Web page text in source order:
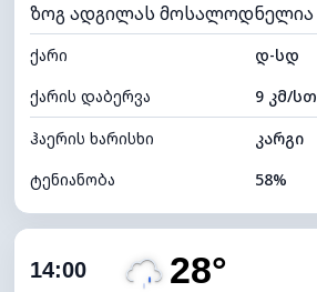
ხილვადობა
10 კმ
განათების ინდექსი 4
ღრუბლის სიმაღლე 6800 მ
ზოგ ადგილას მოსალოდნელია
ქარი
დ-სდ
ქარის დაბერვა
9 კმ/სთ
ჰაერის ხარისხი
კარგი
ტენიანობა
58%
ღრუბლიანობა
14:00 28°